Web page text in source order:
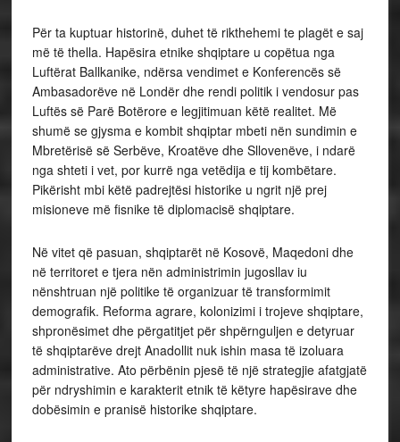
Për ta kuptuar historinë, duhet të rikthehemi te plagët e saj
më të thella. Hapësira etnike shqiptare u copëtua nga
Luftërat Ballkanike, ndërsa vendimet e Konferencës së
Ambasadorëve në Londër dhe rendi politik i vendosur pas
Luftës së Parë Botërore e legjitimuan këtë realitet. Më
shumë se gjysma e kombit shqiptar mbeti nën sundimin e
Mbretërisë së Serbëve, Kroatëve dhe Sllovenëve, i ndarë
nga shteti i vet, por kurrë nga vetëdija e tij kombëtare.
Pikërisht mbi këtë padrejtësi historike u ngrit një prej
misioneve më fisnike të diplomacisë shqiptare.
Në vitet që pasuan, shqiptarët në Kosovë, Maqedoni dhe
në territoret e tjera nën administrimin jugosllav iu
nënshtruan një politike të organizuar të transformimit
demografik. Reforma agrare, kolonizimi i trojeve shqiptare,
shpronësimet dhe përgatitjet për shpërnguljen e detyruar
të shqiptarëve drejt Anadollit nuk ishin masa të izoluara
administrative. Ato përbënin pjesë të një strategjie afatgjatë
për ndryshimin e karakterit etnik të këtyre hapësirave dhe
dobësimin e pranisë historike shqiptare.